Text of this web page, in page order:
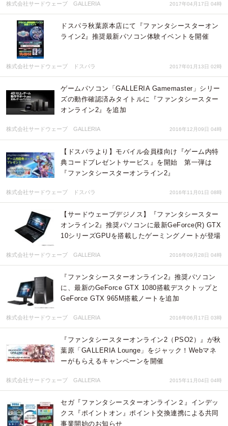
株式会社サードウェーブ GALLERIA 2017年04月17日 04時
ドスパラ秋葉原本店にて『ファンタシースターオン
ライン2』推奨最新パソコン体験イベントを開催
株式会社サードウェーブ ドスパラ 2017年01月13日 02時
ゲームパソコン「GALLERIA Gamemaster」シリー
ズの動作確認済みタイトルに『ファンタシースター
オンライン2』を追加
株式会社サードウェーブ GALLERIA 2016年12月09日 04時
【ドスパラより】モバイル会員様向け『ゲーム内特
典コードプレゼントサービス』を開始 第一弾は
『ファンタシースターオンライン2』
株式会社サードウェーブ ドスパラ 2016年11月01日 08時
【サードウェーブデジノス】『ファンタシースター
オンライン2』推奨パソコンに最新GeForce(R) GTX
10シリーズGPUを搭載したゲーミングノートが登場
株式会社サードウェーブ GALLERIA 2016年09月28日 04時
『ファンタシースターオンライン2』推奨パソコン
に、最新のGeForce GTX 1080搭載デスクトップと
GeForce GTX 965M搭載ノートを追加
株式会社サードウェーブ GALLERIA 2016年06月17日 03時
『ファンタシースターオンライン2（PSO2）』が秋
葉原「GALLERIA Lounge」をジャック！Webマネ
ーがもらえるキャンペーンを開催
株式会社サードウェーブ GALLERIA 2015年11月04日 04時
セガ『ファンタシースターオンライン２』インデッ
クス『ポイントオン』ポイント交換連携による共同
事業開始のお知らせ